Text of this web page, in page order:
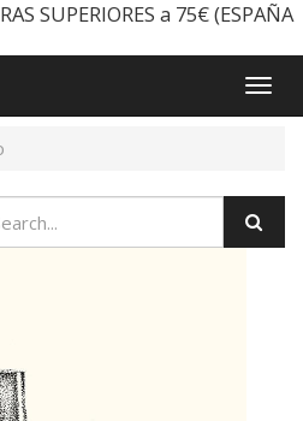
SUPERIORES a 75€ (ESPAÑA